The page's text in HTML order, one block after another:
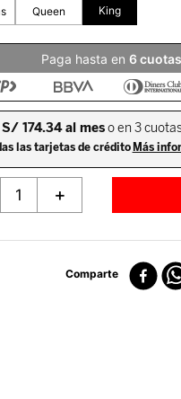
Paga hasta en6
＋
Comparte